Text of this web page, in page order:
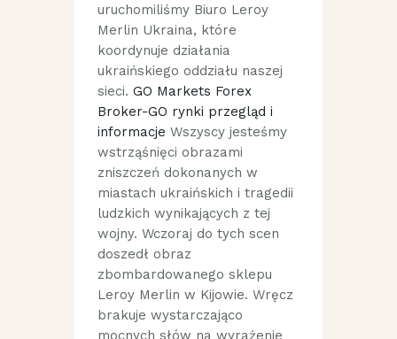
uruchomiliśmy Biuro Leroy
Merlin Ukraina, które
koordynuje działania
ukraińskiego oddziału naszej
sieci.GO Markets Forex
Broker-GO rynki przegląd i
informacje Wszyscy jesteśmy
wstrząśnięci obrazami
zniszczeń dokonanych w
miastach ukraińskich i tragedii
ludzkich wynikających z tej
wojny. Wczoraj do tych scen
doszedł obraz
zbombardowanego sklepu
Leroy Merlin w Kijowie. Wręcz
brakuje wystarczająco
mocnych słów na wyrażenie